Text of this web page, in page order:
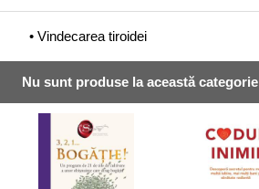
• Vindecarea tiroidei
Nu sunt produse la această categorie